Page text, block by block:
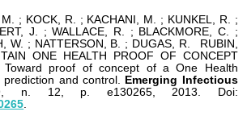
; KOCK, R. ; KACHANI, M. ; KUNKEL, R. ;
J. ; WALLACE, R. ; BLACKMORE, C. ;
W. ; NATTERSON, B. ; DUGAS, R. RUBIN,
ONE HEALTH PROOF OF CONCEPT
Toward proof of concept of a One Health
and control. Emerging Infectious
n. 12, p. e130265, 2013. Doi:
.